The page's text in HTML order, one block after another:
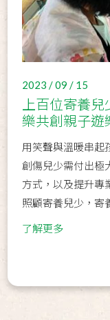
2023 / 09 / 15
上百位寄養
樂共創親子遊
用笑聲與溫暖串起
創傷兒少需付出極
方式，以及提升專
照顧寄養兒少，寄
了解更多